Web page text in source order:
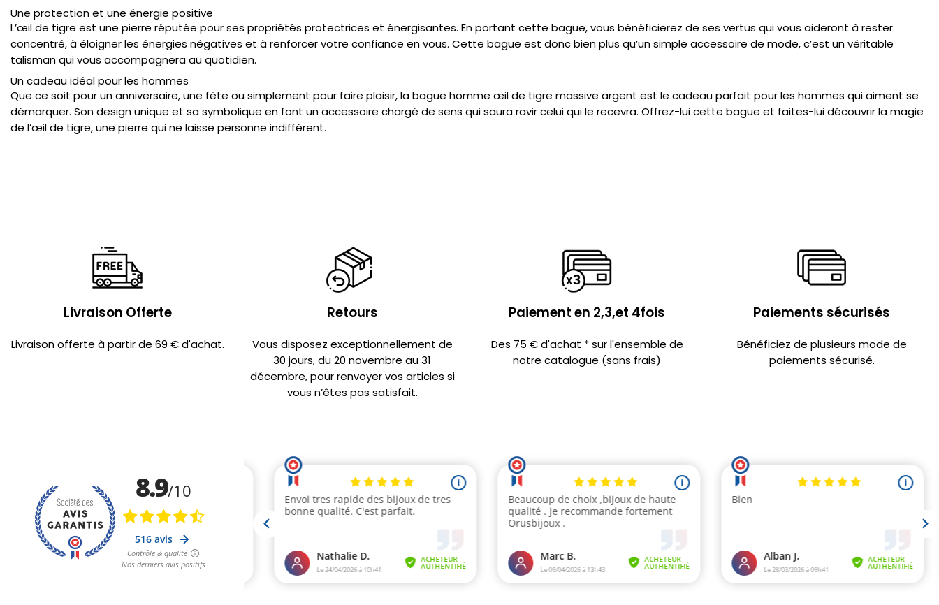
Une protection et une énergie positive
L’œil de tigre est une pierre réputée pour ses propriétés protectrices et énergisantes. En portant cette bague, vous bénéficierez de ses vertus qui vous aideront à rester
concentré, à éloigner les énergies négatives et à renforcer votre confiance en vous. Cette bague est donc bien plus qu’un simple accessoire de mode, c’est un véritable
talisman qui vous accompagnera au quotidien.
Un cadeau idéal pour les hommes
Que ce soit pour un anniversaire, une fête ou simplement pour faire plaisir, la bague homme œil de tigre massive argent est le cadeau parfait pour les hommes qui aiment se
démarquer. Son design unique et sa symbolique en font un accessoire chargé de sens qui saura ravir celui qui le recevra. Offrez-lui cette bague et faites-lui découvrir la magie
de l’œil de tigre, une pierre qui ne laisse personne indifférent.
Livraison Offerte
Livraison offerte à partir de 69 € d'achat.
Retours
Vous disposez exceptionnellement de
30 jours, du 20 novembre au 31
décembre, pour renvoyer vos articles si
vous n’êtes pas satisfait.
Paiement en 2,3,et 4fois
Des 75 € d'achat * sur l'ensemble de
notre catalogue (sans frais)
Paiements sécurisés
Bénéficiez de plusieurs mode de
paiements sécurisé.